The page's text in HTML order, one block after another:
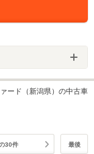
ード（新潟県）の中古車
30件 最後